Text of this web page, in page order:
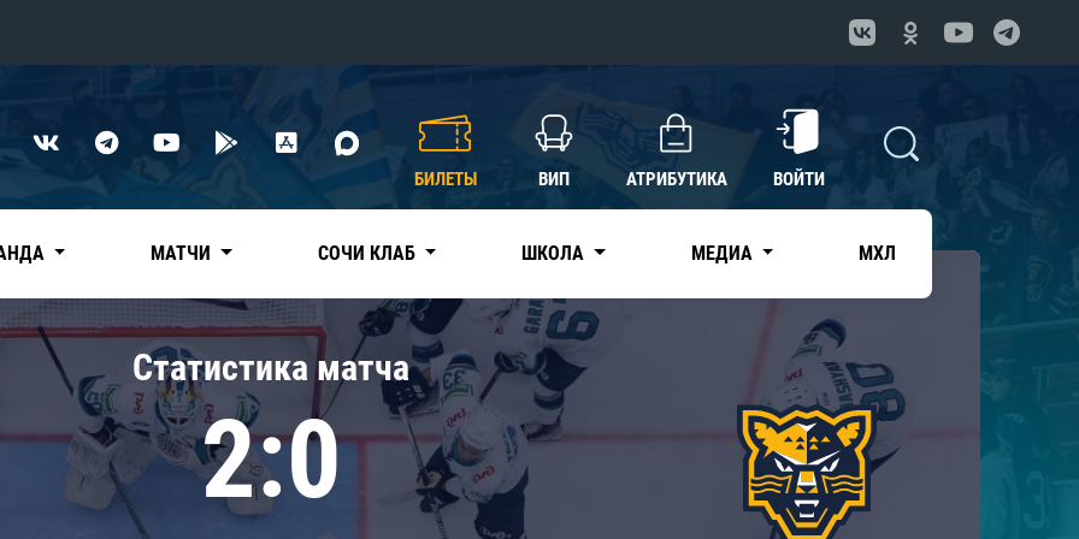
Нефтехимик
Дивизион Чернышева
Авангард
Адмирал
КХЛ
БИЛЕТЫ ВИП АТРИБУТИКА ВОЙТИ
МАТЧИ СОЧИ КЛАБ ШКОЛА МЕДИА МХЛ
Статистика матча
2:0